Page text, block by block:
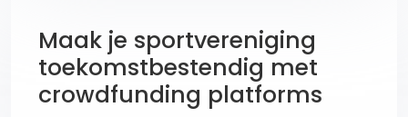
Maak je sportvereniging
toekomstbestendig met
crowdfunding platforms